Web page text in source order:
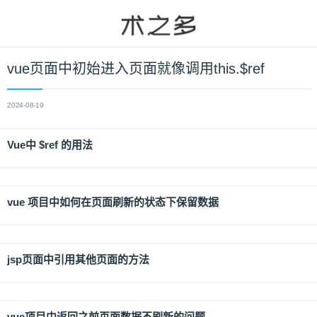
vue页面中初始进入页面就像调用this.$ref
2024-08-19
Vue中 $ref 的用法
vue 项目中如何在页面刷新的状态下保留数据
jsp页面中引用其他页面的方法